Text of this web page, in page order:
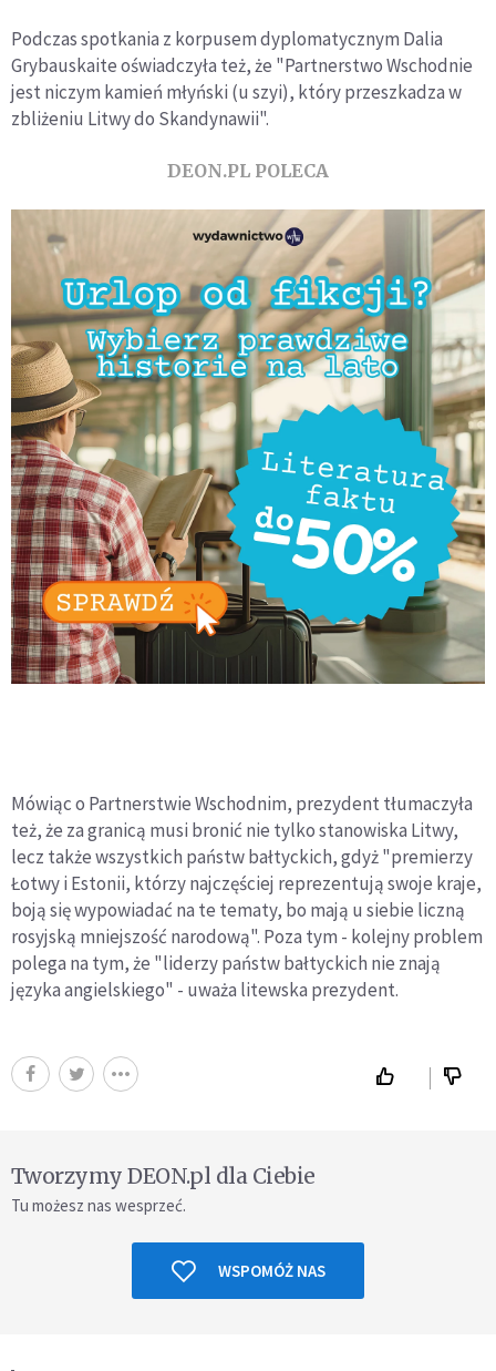
Podczas spotkania z korpusem dyplomatycznym Dalia
Grybauskaite oświadczyła też, że "Partnerstwo Wschodnie
jest niczym kamień młyński (u szyi), który przeszkadza w
zbliżeniu Litwy do Skandynawii".
DEON.PL POLECA
Mówiąc o Partnerstwie Wschodnim, prezydent tłumaczyła
też, że za granicą musi bronić nie tylko stanowiska Litwy,
lecz także wszystkich państw bałtyckich, gdyż "premierzy
Łotwy i Estonii, którzy najczęściej reprezentują swoje kraje,
boją się wypowiadać na te tematy, bo mają u siebie liczną
rosyjską mniejszość narodową". Poza tym - kolejny problem
polega na tym, że "liderzy państw bałtyckich nie znają
języka angielskiego" - uważa litewska prezydent.
Tworzymy DEON.pl dla Ciebie
Tu możesz nas wesprzeć.
WSPOMÓŻ NAS